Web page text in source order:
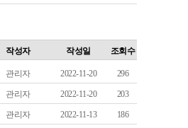
작성자 작성일 조회수
관리자 2022-11-20 296
관리자 2022-11-20 203
관리자 2022-11-13 186